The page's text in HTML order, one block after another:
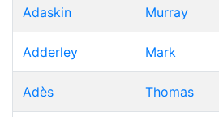
Adaskin Murray
Adderley Mark
Adès Thomas